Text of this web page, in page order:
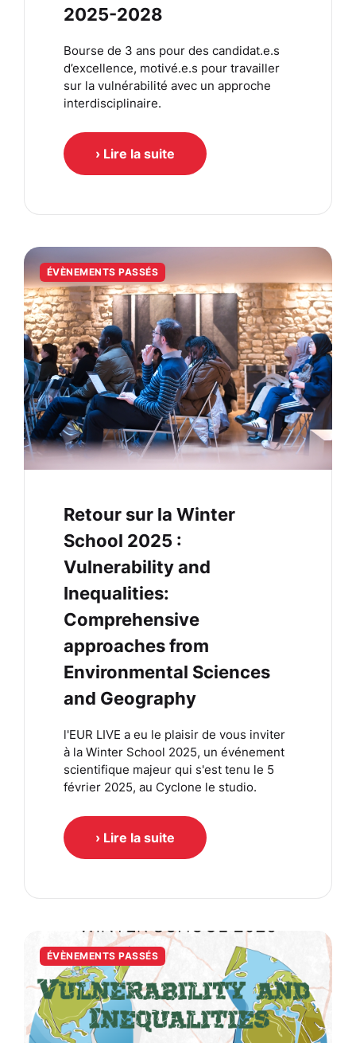
2025-2028
Bourse de 3 ans pour des candidat.e.s
d’excellence, motivé.e.s pour travailler
sur la vulnérabilité avec un approche
interdisciplinaire.
› Lire la suite
ÉVÈNEMENTS PASSÉS
Retour sur la Winter
School 2025 :
Vulnerability and
Inequalities:
Comprehensive
approaches from
Environmental Sciences
and Geography
l'EUR LIVE a eu le plaisir de vous inviter
à la Winter School 2025, un événement
scientifique majeur qui s'est tenu le 5
février 2025, au Cyclone le studio.
› Lire la suite
ÉVÈNEMENTS PASSÉS